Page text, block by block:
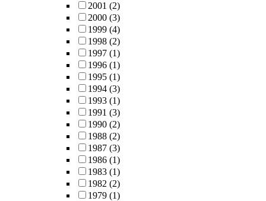
2001 (2)
2000 (3)
1999 (4)
1998 (2)
1997 (1)
1996 (1)
1995 (1)
1994 (3)
1993 (1)
1991 (3)
1990 (2)
1988 (2)
1987 (3)
1986 (1)
1983 (1)
1982 (2)
1979 (1)